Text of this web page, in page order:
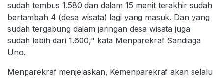
sudah tembus 1.580 dan dalam 15 menit terakhir sudah
bertambah 4 (desa wisata) lagi yang masuk. Dan yang
sudah tergabung dalam jaringan desa wisata juga
sudah lebih dari 1.600," kata Menparekraf Sandiaga
Uno.
Menparekraf menjelaskan, Kemenparekraf akan selalu